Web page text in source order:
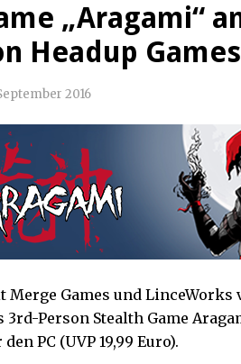
„Aragami“
Headup Games
2016
Games und LinceWorks
3rd-Person Stealth Game
PC (UVP 19,99 Euro).